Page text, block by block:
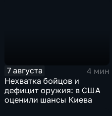
7 августа
4 мин
Нехватка бойцов и
дефицит оружия: в США
оценили шансы Киева